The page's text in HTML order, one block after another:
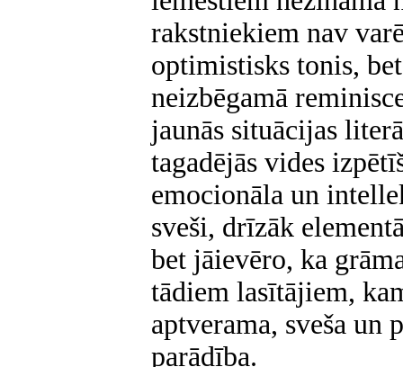
rakstniekiem nav
optimistisks tonis,
neizbēgamā
jaunās situācijas
tagadējās vides
emocionāla un
sveši, drīzāk
bet jāievēro, ka
tādiem lasītājiem,
aptverama, sveša un
parādība.